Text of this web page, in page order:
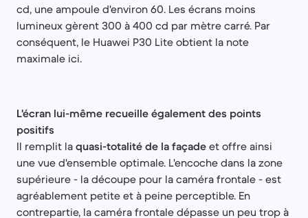
cd, une ampoule d'environ 60. Les écrans moins
lumineux gèrent 300 à 400 cd par mètre carré. Par
conséquent, le Huawei P30 Lite obtient la note
maximale ici.
L'écran lui-même recueille également des points
positifs
Il remplit la quasi-totalité de la façade et offre ainsi
une vue d'ensemble optimale. L'encoche dans la zone
supérieure - la découpe pour la caméra frontale - est
agréablement petite et à peine perceptible. En
contrepartie, la caméra frontale dépasse un peu trop à